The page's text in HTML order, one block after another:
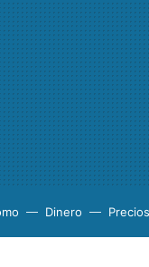
Dinero Precios